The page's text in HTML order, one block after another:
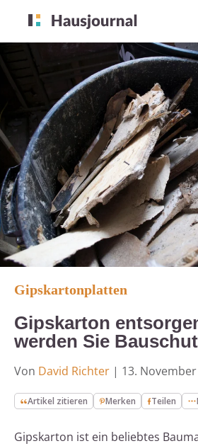
Gipskartonplatten
Gipskarton
werden Sie
Von David Richter | 13.
Artikel zitieren Merken Teilen
Gipskarton ist ein beliebtes